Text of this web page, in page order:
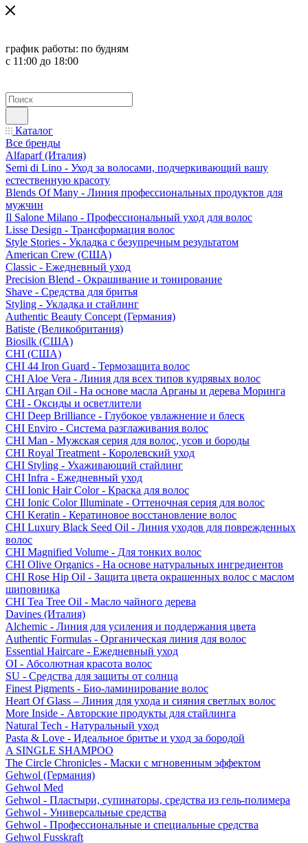
график работы: по будням
с 11:00 до 18:00
Каталог
Все бренды
Alfaparf (Италия)
Semi di Lino - Уход за волосами, подчеркивающий вашу
естественную красоту
Blends Of Many - Линия профессиональных продуктов для
мужчин
Il Salone Milano - Профессиональный уход для волос
Lisse Design - Трансформация волос
Style Stories - Укладка с безупречным результатом
American Crew (США)
Classic - Ежедневный уход
Precision Blend - Окрашивание и тонирование
Shave - Средства для бритья
Styling - Укладка и стайлинг
Authentic Beauty Concept (Германия)
Batiste (Великобритания)
Biosilk (США)
CHI (США)
CHI 44 Iron Guard - Термозащита волос
CHI Aloe Vera - Линия для всех типов кудрявых волос
CHI Argan Oil - На основе масла Арганы и дерева Моринга
CHI - Оксиды и осветлители
CHI Deep Brilliance - Глубокое увлажнение и блеск
CHI Enviro - Система разглаживания волос
CHI Man - Мужская серия для волос, усов и бороды
CHI Royal Treatment - Королевский уход
CHI Styling - Ухаживающий стайлинг
CHI Infra - Ежедневный уход
CHI Ionic Hair Color - Краска для волос
CHI Ionic Color Illuminate - Оттеночная серия для волос
CHI Keratin - Кератиновое восстановление волос
CHI Luxury Black Seed Oil - Линия уходов для поврежденных
волос
CHI Magnified Volume - Для тонких волос
CHI Olive Organics - На основе натуральных ингредиентов
CHI Rose Hip Oil - Защита цвета окрашенных волос с маслом
шиповника
CHI Tea Tree Oil - Масло чайного дерева
Davines (Италия)
Alchemic - Линия для усиления и поддержания цвета
Authentic Formulas - Органическая линия для волос
Essential Haircare - Eжедневный уход
OI - Абсолютная красота волос
SU - Средства для защиты от солнца
Finest Pigments - Био-ламинирование волос
Heart Of Glass – Линия для ухода и сияния светлых волос
More Inside - Авторские продукты для стайлинга
Natural Tech - Натуральный уход
Pasta & Love - Идеальное бритье и уход за бородой
A SINGLE SHAMPOO
The Circle Chronicles - Маски с мгновенным эффектом
Gehwol (Германия)
Gehwol Med
Gehwol - Пластыри, супинаторы, средства из гель-полимера
Gehwol - Универсальные средства
Gehwol - Профессиональные и специальные средства
Gehwol Fusskraft